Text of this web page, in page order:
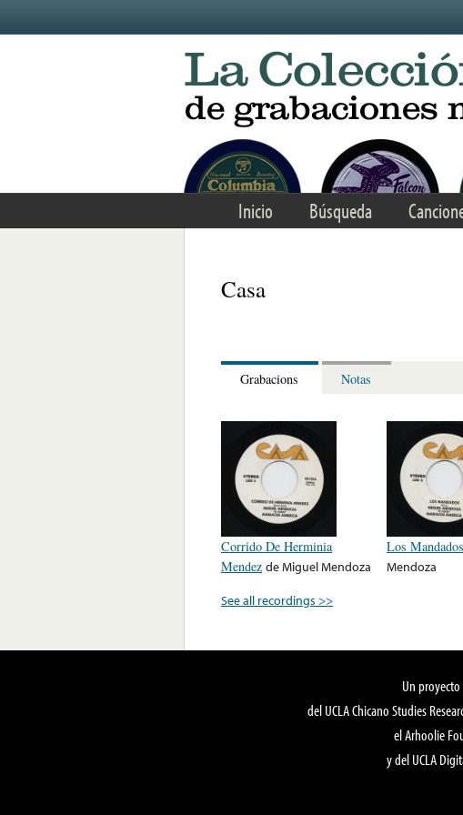
Inicio Búsqueda
Casa
Grabacions Notas
Corrido De Herminia
Mendez deMiguel Mendoza
Los Mandados
Mendoza
See all recordings >>
Un
del UCLA Chicano Studies
el Arhoolie
y del UCLA